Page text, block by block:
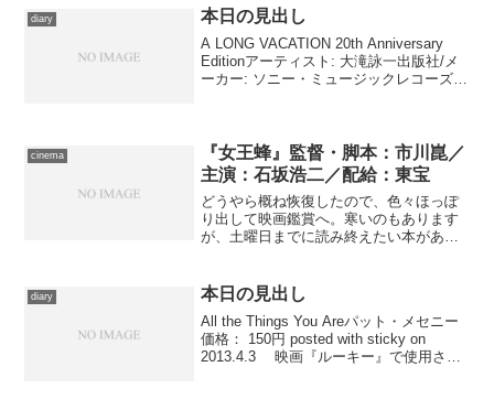
あります。 TOHOシネマズ...
diary 本日の見出し
A LONG VACATION 20th Anniversary
Editionアーティスト: 大滝詠一出版社/メ
ーカー: ソニー・ミュージックレコーズ発
cinema
『女王蜂』監督・脚本：市川崑／
主演：石坂浩二／配給：東宝
どうやら概ね恢復したので、色々ほっぽ
り出して映画鑑賞へ。寒いのもあります
が、土曜日までに読み終えたい本があっ
演による金田一耕助映画のリヴァイバル
上映企画第３弾、魅力的な...
diary 本日の見出し
All the Things You Areパット・メセニー
価格： 150円 posted with sticky on
2013.4.3 映画『ルーキー』で使用され